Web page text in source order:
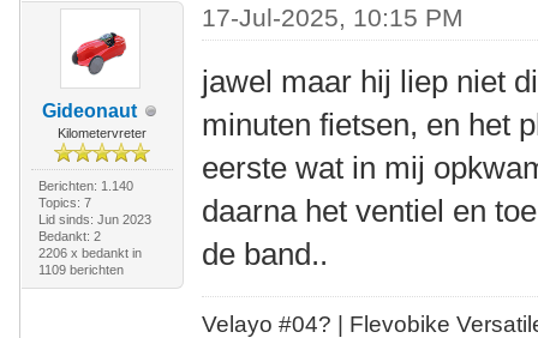
Gideonaut
Kilometervreter
Berichten: 1.140
Topics: 7
Lid sinds: Jun 2023
Bedankt: 2
2206 x bedankt in
1109 berichten
17-Jul-2025, 10:15 PM
jawel maar hij liep niet
minuten fietsen, en het
eerste wat in mij
daarna het ventiel en
de band..
Velayo #04? | Flevobike